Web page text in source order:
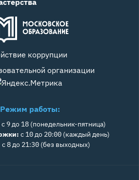
коррупции
организации
Режим работы:
с 9 до 18 (понедельник-пятница)
с 10 до 20:00 (каждый день)
с 8 до 21:30 (без выходных)